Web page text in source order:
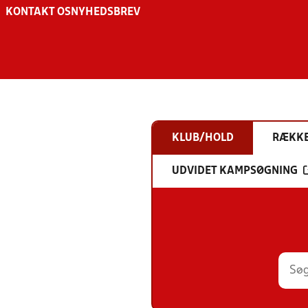
KONTAKT OS NYHEDSBREV
KLUB/HOLD
UDVIDET KAMPSØGNING